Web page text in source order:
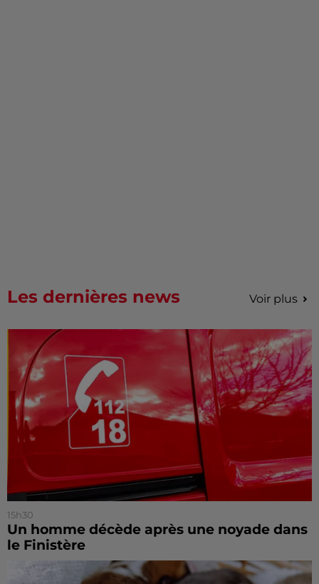
Les dernières news Voir plus
15h30
Un homme décède après une noyade dans
le Finistère